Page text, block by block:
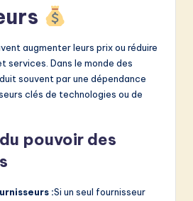
augmenter leurs prix ou réduire
services. Dans le monde des
souvent par une dépendance
clés de technologies ou de
pouvoir des
:Si un seul fournisseur